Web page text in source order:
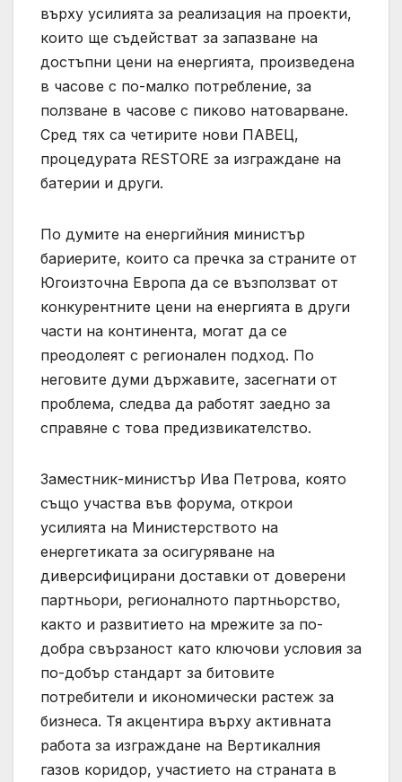
върху усилията за реализация на проекти,
които ще съдействат за запазване на
достъпни цени на енергията, произведена
в часове с по-малко потребление, за
ползване в часове с пиково натоварване.
Сред тях са четирите нови ПАВЕЦ,
процедурата RESTORE за изграждане на
батерии и други.
По думите на енергийния министър
бариерите, които са пречка за страните от
Югоизточна Европа да се възползват от
конкурентните цени на енергията в други
части на континента, могат да се
преодолеят с регионален подход. По
неговите думи държавите, засегнати от
проблема, следва да работят заедно за
справяне с това предизвикателство.
Заместник-министър Ива Петрова, която
също участва във форума, открои
усилията на Министерството на
енергетиката за осигуряване на
диверсифицирани доставки от доверени
партньори, регионалното партньорство,
както и развитието на мрежите за по-
добра свързаност като ключови условия за
по-добър стандарт за битовите
потребители и икономически растеж за
бизнеса. Тя акцентира върху активната
работа за изграждане на Вертикалния
газов коридор, участието на страната в